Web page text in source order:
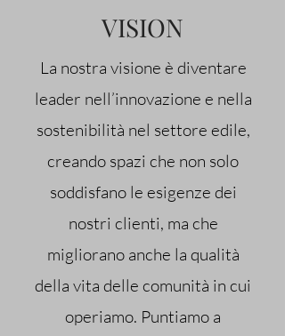
VISION
La nostra visione è diventare
leader nell’innovazione e nella
sostenibilità nel settore edile,
creando spazi che non solo
soddisfano le esigenze dei
nostri clienti, ma che
migliorano anche la qualità
della vita delle comunità in cui
operiamo. Puntiamo a